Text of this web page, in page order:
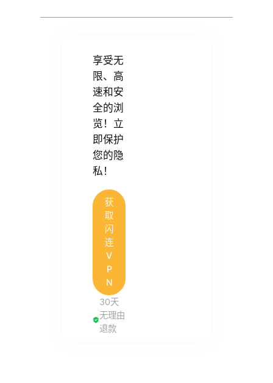
享受无
限、高
速和安
全的浏
览！立
即保护
您的隐
私！
获
取
闪
连
V
P
N
30天
无理由
退款